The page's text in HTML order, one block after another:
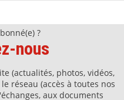
?
nous
(actualités, photos, vidéos,
réseau (accès à toutes nos
aux documents